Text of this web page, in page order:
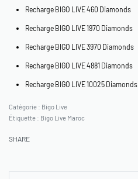
Recharge BIGO LIVE 460 Diamonds
Recharge BIGO LIVE 1970 Diamonds
Recharge BIGO LIVE 3970 Diamonds
Recharge BIGO LIVE 4881 Diamonds
Recharge BIGO LIVE 10025 Diamonds
Catégorie : Bigo Live
Étiquette : Bigo Live Maroc
SHARE